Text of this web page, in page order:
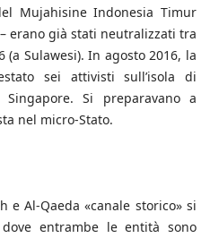
Mujahisine Indonesia Timur
erano già stati neutralizzati tra
(a Sulawesi). In agosto 2016, la
sei attivisti sull’isola di
Si preparavano a
nel micro-Stato.
e Al-Qaeda «canale storico» si
entrambe le entità sono